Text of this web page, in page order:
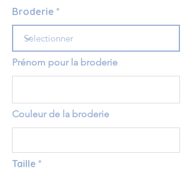
Broderie
Prénom pour la broderie
Couleur de la broderie
Taille